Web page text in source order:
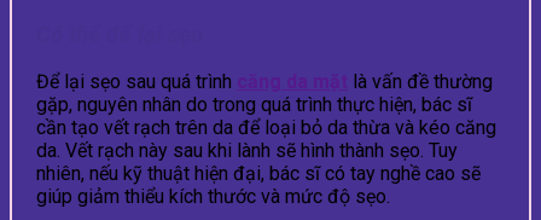
Để lại sẹo sau quá trình căng da mặt là vấn đề thường
gặp, nguyên nhân do trong quá trình thực hiện, bác sĩ
cần tạo vết rạch trên da để loại bỏ da thừa và kéo căng
da. Vết rạch này sau khi lành sẽ hình thành sẹo. Tuy
nhiên, nếu kỹ thuật hiện đại, bác sĩ có tay nghề cao sẽ
giúp giảm thiểu kích thước và mức độ sẹo.